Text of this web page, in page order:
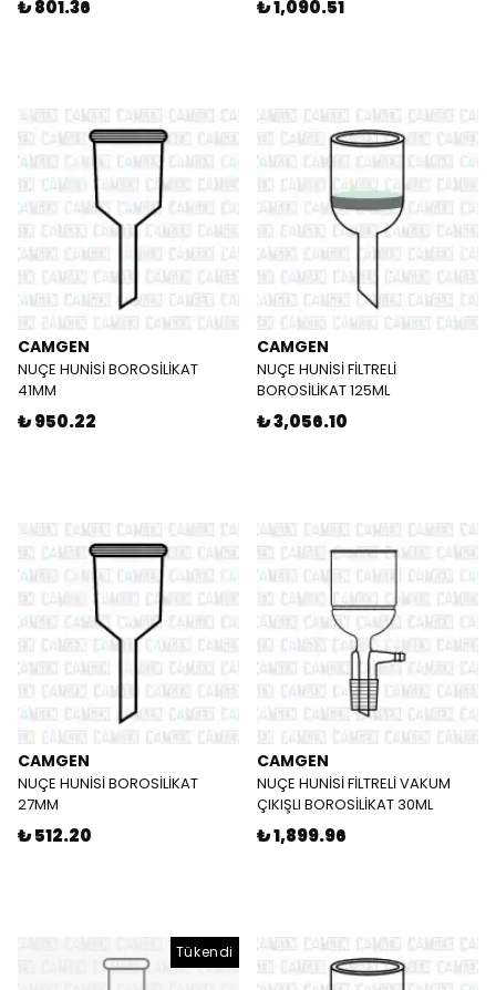
₺ 801.36 ₺ 1,090.51
CAMGEN
NUÇE HUNİSİ BOROSİLİKAT
41MM
₺ 950.22
CAMGEN
NUÇE HUNİSİ FİLTRELİ
BOROSİLİKAT 125ML
₺ 3,056.10
CAMGEN
NUÇE HUNİSİ BOROSİLİKAT
27MM
₺ 512.20
CAMGEN
NUÇE HUNİSİ FİLTRELİ VAKUM
ÇIKIŞLI BOROSİLİKAT 30ML
₺ 1,899.96
Tükendi